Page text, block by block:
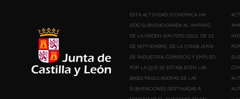
ESTA ACTIVIDAD ECONÓMICA HA
SIDO SUBVENCIONADA AL AMPARO
DE LA ORDEN IEM/1292/2022, DE 22
DE SEPTIEMBRE, DE LA CONSEJERÍA
DE INDUSTRIA, COMERCIO Y EMPLEO,
POR LA QUE SE ESTABLECEN LAS
BASES REGULADORAS DE LAS
SUBVENCIONES DESTINADAS A